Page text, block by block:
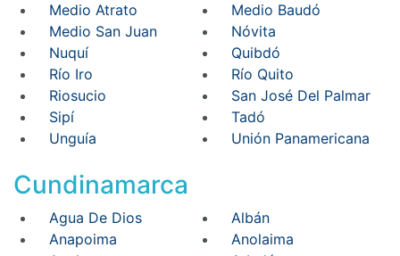
Medio Atrato
Medio Baudó
Medio San Juan
Nóvita
Nuquí
Quibdó
Río Iro
Río Quito
Riosucio
San José Del Palmar
Sipí
Tadó
Unguía
Unión Panamericana
Cundinamarca
Agua De Dios
Albán
Anapoima
Anolaima